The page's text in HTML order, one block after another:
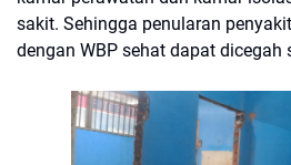
sakit. Sehingga penularan
dengan WBP sehat dapat